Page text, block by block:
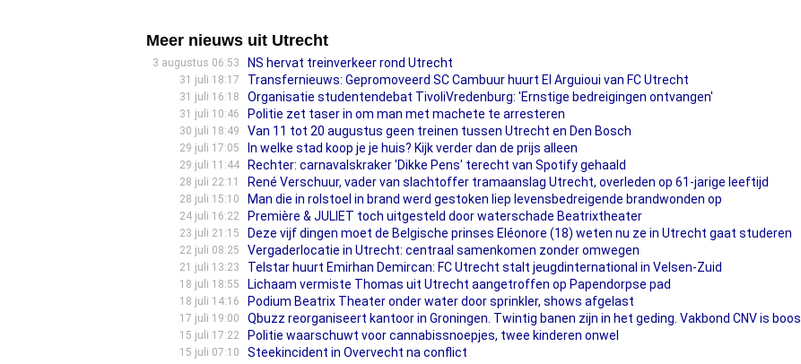
Meer nieuws uit Utrecht
3 augustus 06:53 NS hervat treinverkeer rond Utrecht
31 juli 18:17 Transfernieuws: Gepromoveerd SC Cambuur huurt El Arguioui van FC Utrecht
31 juli 16:18 Organisatie studentendebat TivoliVredenburg: 'Ernstige bedreigingen ontvangen'
31 juli 10:46 Politie zet taser in om man met machete te arresteren
30 juli 18:49 Van 11 tot 20 augustus geen treinen tussen Utrecht en Den Bosch
29 juli 17:05 In welke stad koop je je huis? Kijk verder dan de prijs alleen
29 juli 11:44 Rechter: carnavalskraker 'Dikke Pens' terecht van Spotify gehaald
28 juli 22:11 René Verschuur, vader van slachtoffer tramaanslag Utrecht, overleden op 61-jarige leeftijd
28 juli 15:10 Man die in rolstoel in brand werd gestoken liep levensbedreigende brandwonden op
24 juli 16:22 Première & JULIET toch uitgesteld door waterschade Beatrixtheater
23 juli 21:15 Deze vijf dingen moet de Belgische prinses Eléonore (18) weten nu ze in Utrecht gaat studeren
22 juli 08:25 Vergaderlocatie in Utrecht: centraal samenkomen zonder omwegen
21 juli 13:23 Telstar huurt Emirhan Demircan: FC Utrecht stalt jeugdinternational in Velsen-Zuid
18 juli 18:55 Lichaam vermiste Thomas uit Utrecht aangetroffen op Papendorpse pad
18 juli 14:16 Podium Beatrix Theater onder water door sprinkler, shows afgelast
17 juli 19:00 Qbuzz reorganiseert kantoor in Groningen. Twintig banen zijn in het geding. Vakbond CNV is boos
15 juli 17:22 Politie waarschuwt voor cannabissnoepjes, twee kinderen onwel
15 juli 07:10 Steekincident in Overvecht na conflict